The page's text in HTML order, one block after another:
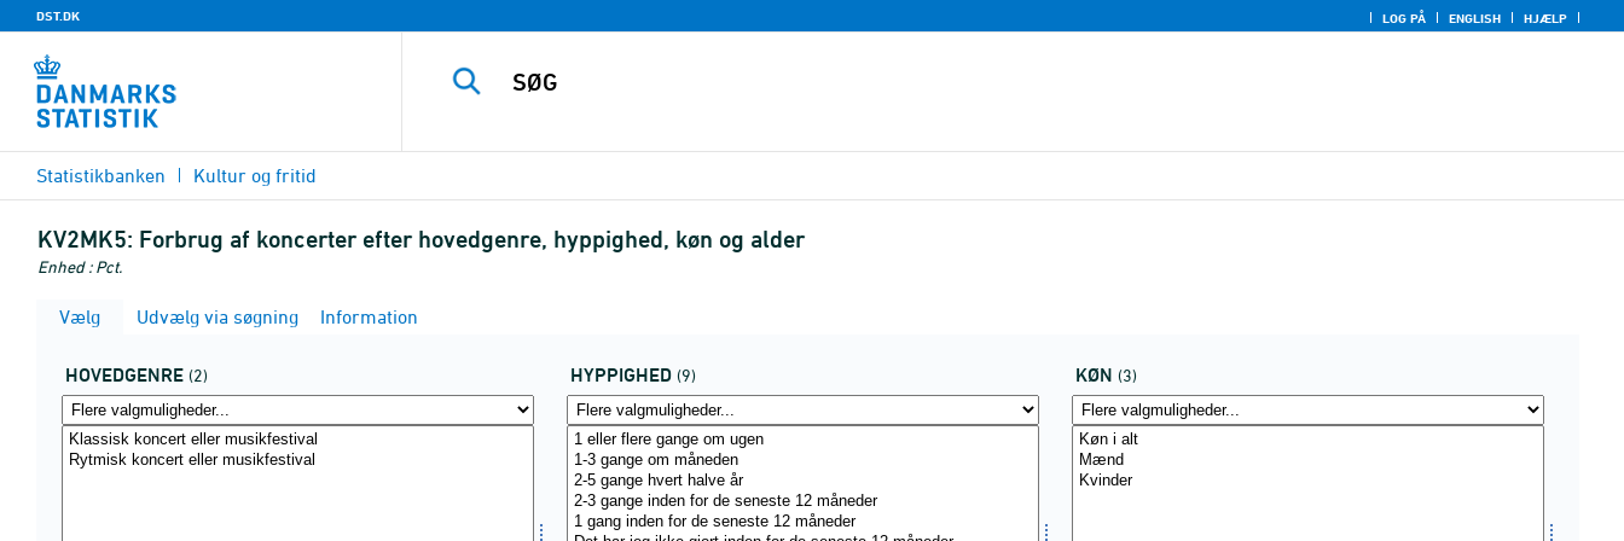
DST.DK LOG PÅ ENGLISH HJÆLP
Statistikbanken Kultur og fritid
KV2MK5: Forbrug af koncerter efter hovedgenre, hyppighed, køn og alder
Enhed : Pct.
Vælg Udvælg via søgning Information
HOVEDGENRE (2) HYPPIGHED (9) KØN (3)